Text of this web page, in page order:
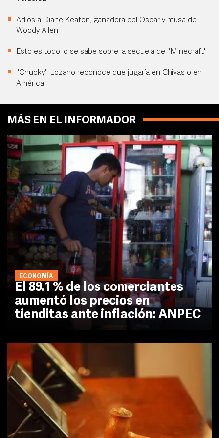
Adiós a Diane Keaton, ganadora del Oscar y musa de
Woody Allen
Esto es todo lo se sabe sobre la secuela de "Minecraft"
"Chucky" Lozano reconoce que jugaría en Chivas o en
América
MÁS EN EL INFORMADOR
ECONOMÍA
El 89.1 % de los comerciantes
aumentó los precios en
tienditas ante inflación: ANPEC